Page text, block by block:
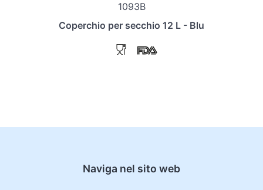
1093B
Coperchio per secchio 12 L - Blu
Naviga nel sito web